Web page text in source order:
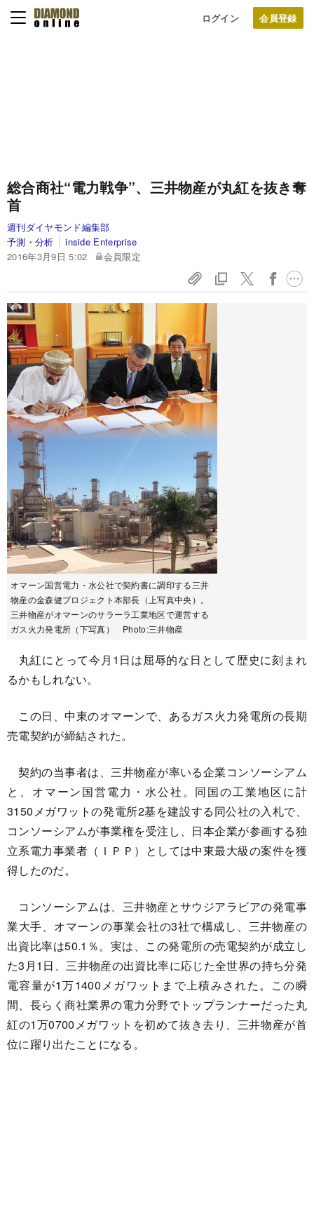
ログイン
総合商社“電力戦争”、三井物産が丸紅を抜き奪
首
週刊ダイヤモンド編集部
予測・分析
inside Enterprise
2016年3月9日 5:02
会員限定
オマーン国営電力・水公社で契約書に調印する三井
物産の金森健プロジェクト本部長（上写真中央）。
三井物産がオマーンのサラーラ工業地区で運営する
ガス火力発電所（下写真） Photo:三井物産
丸紅にとって今月1日は屈辱的な日として歴史に刻まれ
るかもしれない。
この日、中東のオマーンで、あるガス火力発電所の長期
売電契約が締結された。
契約の当事者は、三井物産が率いる企業コンソーシアム
と、オマーン国営電力・水公社。同国の工業地区に計
3150メガワットの発電所2基を建設する同公社の入札で、
コンソーシアムが事業権を受注し、日本企業が参画する独
立系電力事業者（ＩＰＰ）としては中東最大級の案件を獲
得したのだ。
コンソーシアムは、三井物産とサウジアラビアの発電事
業大手、オマーンの事業会社の3社で構成し、三井物産の
出資比率は50.1％。実は、この発電所の売電契約が成立し
た3月1日、三井物産の出資比率に応じた全世界の持ち分発
電容量が1万1400メガワットまで上積みされた。この瞬
間、長らく商社業界の電力分野でトップランナーだった丸
紅の1万0700メガワットを初めて抜き去り、三井物産が首
位に躍り出たことになる。